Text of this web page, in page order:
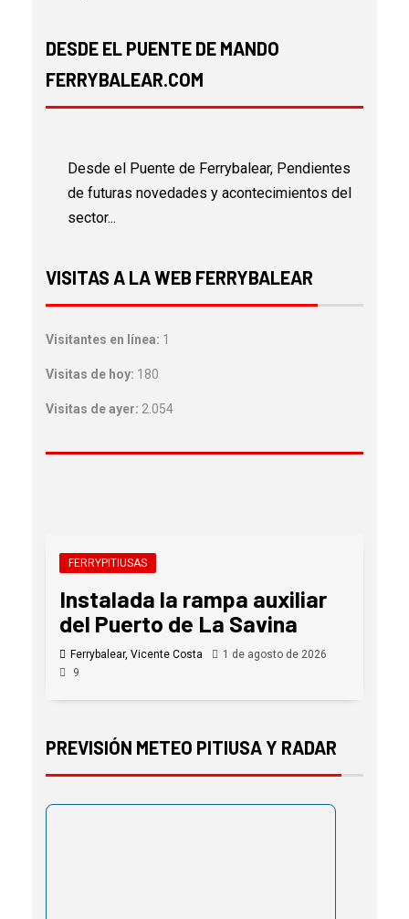
DESDE EL PUENTE DE MANDO
FERRYBALEAR.COM
Desde el Puente de Ferrybalear, Pendientes
de futuras novedades y acontecimientos del
sector...
VISITAS A LA WEB FERRYBALEAR
Visitantes en línea: 1
Visitas de hoy: 180
Visitas de ayer: 2.054
FERRYPITIUSAS
Instalada la rampa auxiliar
del Puerto de La Savina
Ferrybalear, Vicente Costa
1 de agosto de 2026
9
PREVISIÓN METEO PITIUSA Y RADAR